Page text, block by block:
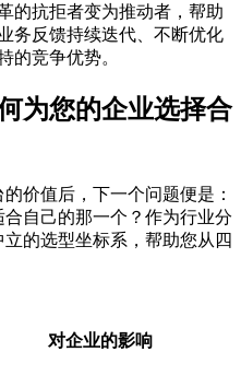
的抗拒者变为推动者，帮助
务反馈持续迭代、不断优化
的竞争优势。
为您的企业选择合
价值后，下一个问题便是：
自己的那一个？作为行业分
的选型坐标系，帮助您从四
对企业的影响